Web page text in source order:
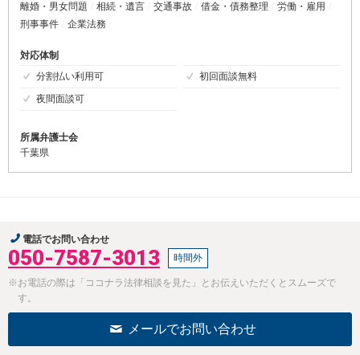
離婚・男女問題
相続・遺言 交通事故 借金・債務整理
労働・雇用
刑事事件
企業法務
対応体制
分割払い利用可
初回面談無料
夜間面談可
所属弁護士会
千葉県
電話でお問い合わせ
050-7587-3013 時間外
※お電話の際は「ココナラ法律相談を見た」とお伝えいただくとスムーズで
す。
メールでお問い合わせ